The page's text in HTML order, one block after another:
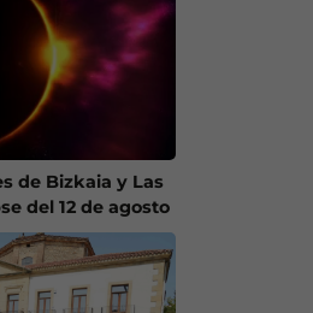
de Bizkaia y Las
del 12 de agosto